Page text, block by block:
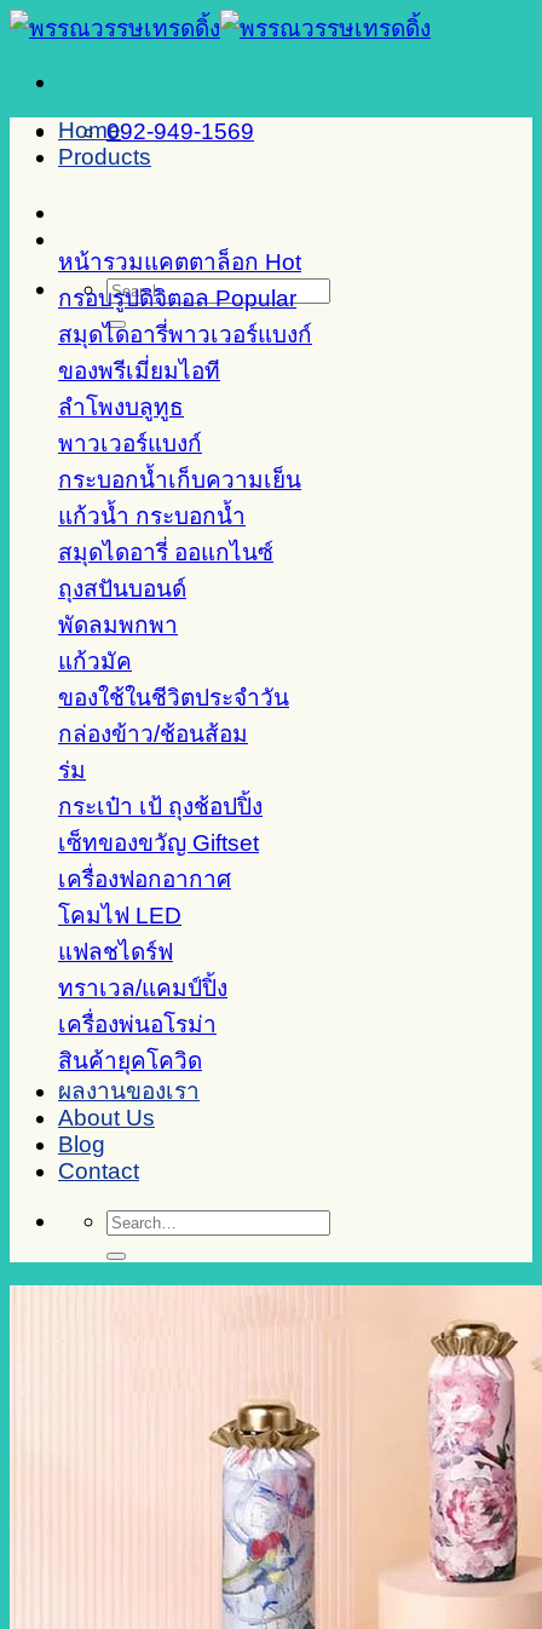
Skip
content
092-949-1569
Search
for:
Home
Products
หน้ารวมแคตตาล็อก
กรอบรูปดิจิตอล
สมุดไดอารี่พาวเวอร์แบงก์
ของพรีเมี่ยมไอที
ลำโพงบลูทูธ
พาวเวอร์แบงก์
กระบอกน้ำเก็บความเย็น
แก้วน้ำ กระบอกน้ำ
สมุดไดอารี่ ออแกไนซ์
ถุงสปันบอนด์
พัดลมพกพา
แก้วมัค
ของใช้ในชีวิตประจำวัน
กล่องข้าว/ช้อนส้อม
ร่ม
กระเป๋า เป้ ถุงช้อปปิ้ง
เซ็ทของขวัญ Giftset
เครื่องฟอกอากาศ
โคมไฟ LED
แฟลชไดร์ฟ
ทราเวล/แคมป์ปิ้ง
เครื่องพ่นอโรม่า
สินค้ายุคโควิด
ผลงานของเรา
About Us
Blog
Contact
Search